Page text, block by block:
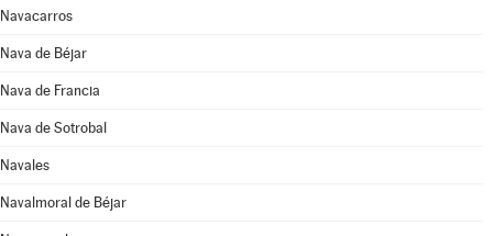
Navacarros
Nava de Béjar
Nava de Francia
Nava de Sotrobal
Navales
Navalmoral de Béjar